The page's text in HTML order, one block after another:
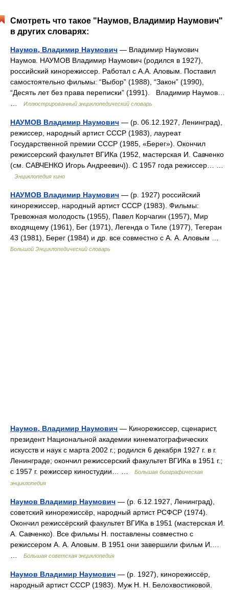
Смотреть что такое "Наумов, Владимир Наумович"
в других словарях:
Наумов, Владимир Наумович — Владимир Наумович
Наумов. НАУМОВ Владимир Наумович (родился в 1927),
российский кинорежиссер. Работал с А.А. Аловым. Поставил
самостоятельно фильмы: “Выбор” (1988), “Закон” (1990),
“Десять лет без права переписки” (1991). Владимир Наумов…
Иллюстрированный энциклопедический словарь
НАУМОВ Владимир Наумович — (р. 06.12.1927, Ленинград),
режиссер, народный артист СССР (1983), лауреат
Государственной премии СССР (1985, «Берег»). Окончил
режиссерский факультет ВГИКа (1952, мастерская И. Савченко
(см. САВЧЕНКО Игорь Андреевич)). С 1957 года режиссер… …
Энциклопедия кино
НАУМОВ Владимир Наумович — (р. 1927) российский
кинорежиссер, народный артист СССР (1983). Фильмы:
Тревожная молодость (1955), Павел Корчагин (1957), Мир
входящему (1961), Бег (1971), Легенда о Тиле (1977), Тегеран
43 (1981), Берег (1984) и др. все совместно с А. А. Аловым …
Большой Энциклопедический словарь
Наумов, Владимир Наумович — Кинорежиссер, сценарист,
президент Национальной академии кинематографических
искусств и наук с марта 2002 г.; родился 6 декабря 1927 г. в г.
Ленинграде; окончил режиссерский факультет ВГИКа в 1951 г.;
с 1957 г. режиссер киностудии… …
Большая биографическая
энциклопедия
Наумов Владимир Наумович — (р. 6.12.1927, Ленинград),
советский кинорежиссёр, народный артист РСФСР (1974).
Окончил режиссёрский факультет ВГИКа в 1951 (мастерская И.
А. Савченко). Все фильмы Н. поставлены совместно с
режиссером А. А. Аловым. В 1951 они завершили фильм И.…
Большая советская энциклопедия
Наумов Владимир Наумович — (р. 1927), кинорежиссёр,
народный артист СССР (1983). Муж Н. Н. Белохвостиковой.